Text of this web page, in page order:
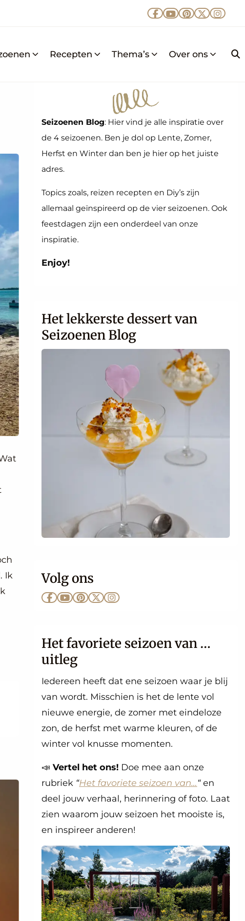
Ga Ga Ga Ga Ga
Recepten Thema’s Over ons
Ik
Seizoenen Blog: Hier vind je alle inspiratie over
de 4 seizoenen. Ben je dol op Lente, Zomer,
Herfst en Winter dan ben je hier op het juiste
adres.
Topics zoals, reizen recepten en Diy’s zijn
allemaal geïnspireerd op de vier seizoenen. Ook
feestdagen zijn een onderdeel van onze
inspiratie.
Enjoy!
Het lekkerste dessert van
Seizoenen Blog
Volg ons
Ga Ga Ga Ga Ga
Het favoriete seizoen van …
uitleg
Iedereen heeft dat ene seizoen waar je blij
van wordt. Misschien is het de lente vol
nieuwe energie, de zomer met eindeloze
zon, de herfst met warme kleuren, of de
winter vol knusse momenten.
📣 Vertel het ons! Doe mee aan onze
rubriek “Het favoriete seizoen van…“en
deel jouw verhaal, herinnering of foto. Laat
zien waarom jouw seizoen het mooiste is,
en inspireer anderen!